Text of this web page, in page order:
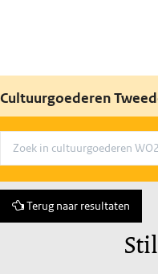
Cultuurgoederen
Terug naar resultaten